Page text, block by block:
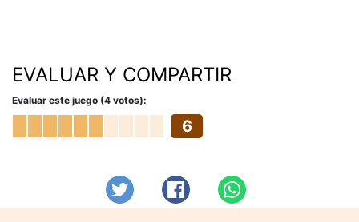
EVALUAR Y COMPARTIR
Evaluar este juego (4 votos):
6